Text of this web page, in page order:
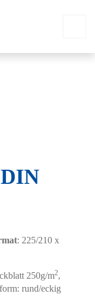
: 225/210 x
250g/m2,
rund/eckig